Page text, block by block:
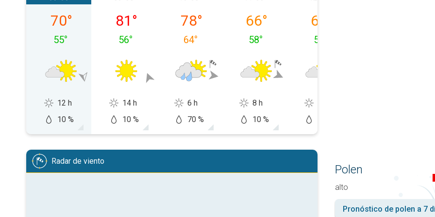
zaterdag 08-08
70°
55°
12 h
10 %
zondag 09-08
81 °
56°
14 h
10 %
maandag 10-08
78°
64°
6 h
70 %
dinsdag 11-08
66°
58°
8 h
10 %
66
56
Radar de viento
Polen
alto
Pronóstico de polen a 7